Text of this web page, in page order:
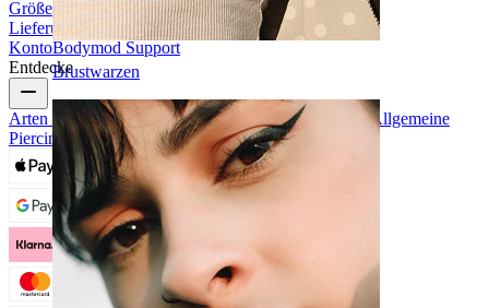
Brustwarzen
Größenhilfe Bestellung verfolgenInformationen zur
Lieferung Rücksendung & Stornierung Zahlung
Mein
KontoBodymod Support
Entdecke
Arten von Piercings Materialien für PiercingschmuckAllgemeine
Piercingprobleme und Pflege